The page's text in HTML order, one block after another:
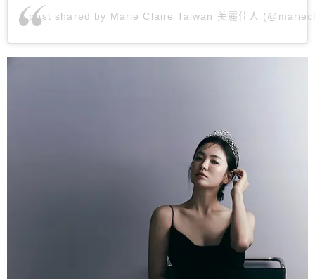
A post shared by Marie Claire Taiwan 美麗佳人